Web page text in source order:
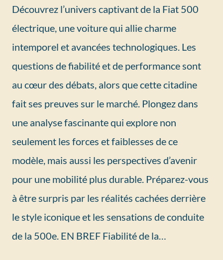
Découvrez l’univers captivant de la Fiat 500
électrique, une voiture qui allie charme
intemporel et avancées technologiques. Les
questions de fiabilité et de performance sont
au cœur des débats, alors que cette citadine
fait ses preuves sur le marché. Plongez dans
une analyse fascinante qui explore non
seulement les forces et faiblesses de ce
modèle, mais aussi les perspectives d’avenir
pour une mobilité plus durable. Préparez-vous
à être surpris par les réalités cachées derrière
le style iconique et les sensations de conduite
de la 500e. EN BREF Fiabilité de la…